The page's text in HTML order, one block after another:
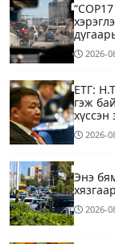
хийнэ“
2026-
ЕТГ:
гэж
хүссэн
2026-
Энэ
2026-